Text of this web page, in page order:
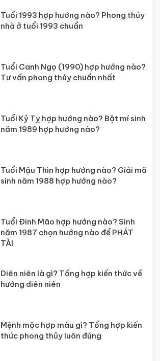
Tuổi 1993 hợp hướng nào? Phong thủy
nhà ở tuổi 1993 chuẩn
Tuổi Canh Ngọ (1990) hợp hướng nào?
Tư vấn phong thủy chuẩn nhất
Tuổi Kỷ Tỵ hợp hướng nào? Bật mí sinh
năm 1989 hợp hướng nào?
Tuổi Mậu Thìn hợp hướng nào? Giải mã
sinh năm 1988 hợp hướng nào?
Tuổi Đinh Mão hợp hướng nào? Sinh
năm 1987 chọn hướng nào để PHÁT
TÀI
Diên niên là gì? Tổng hợp kiến thức về
hướng diên niên
Mệnh mộc hợp màu gì? Tổng hợp kiến
thức phong thủy luôn đúng